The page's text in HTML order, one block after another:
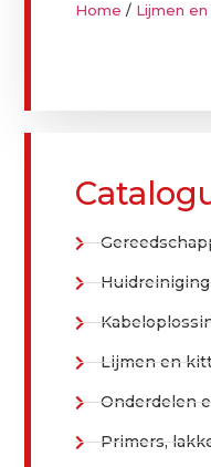
Home / Lijmen
Lijmen en
Onderdelen
Primers,